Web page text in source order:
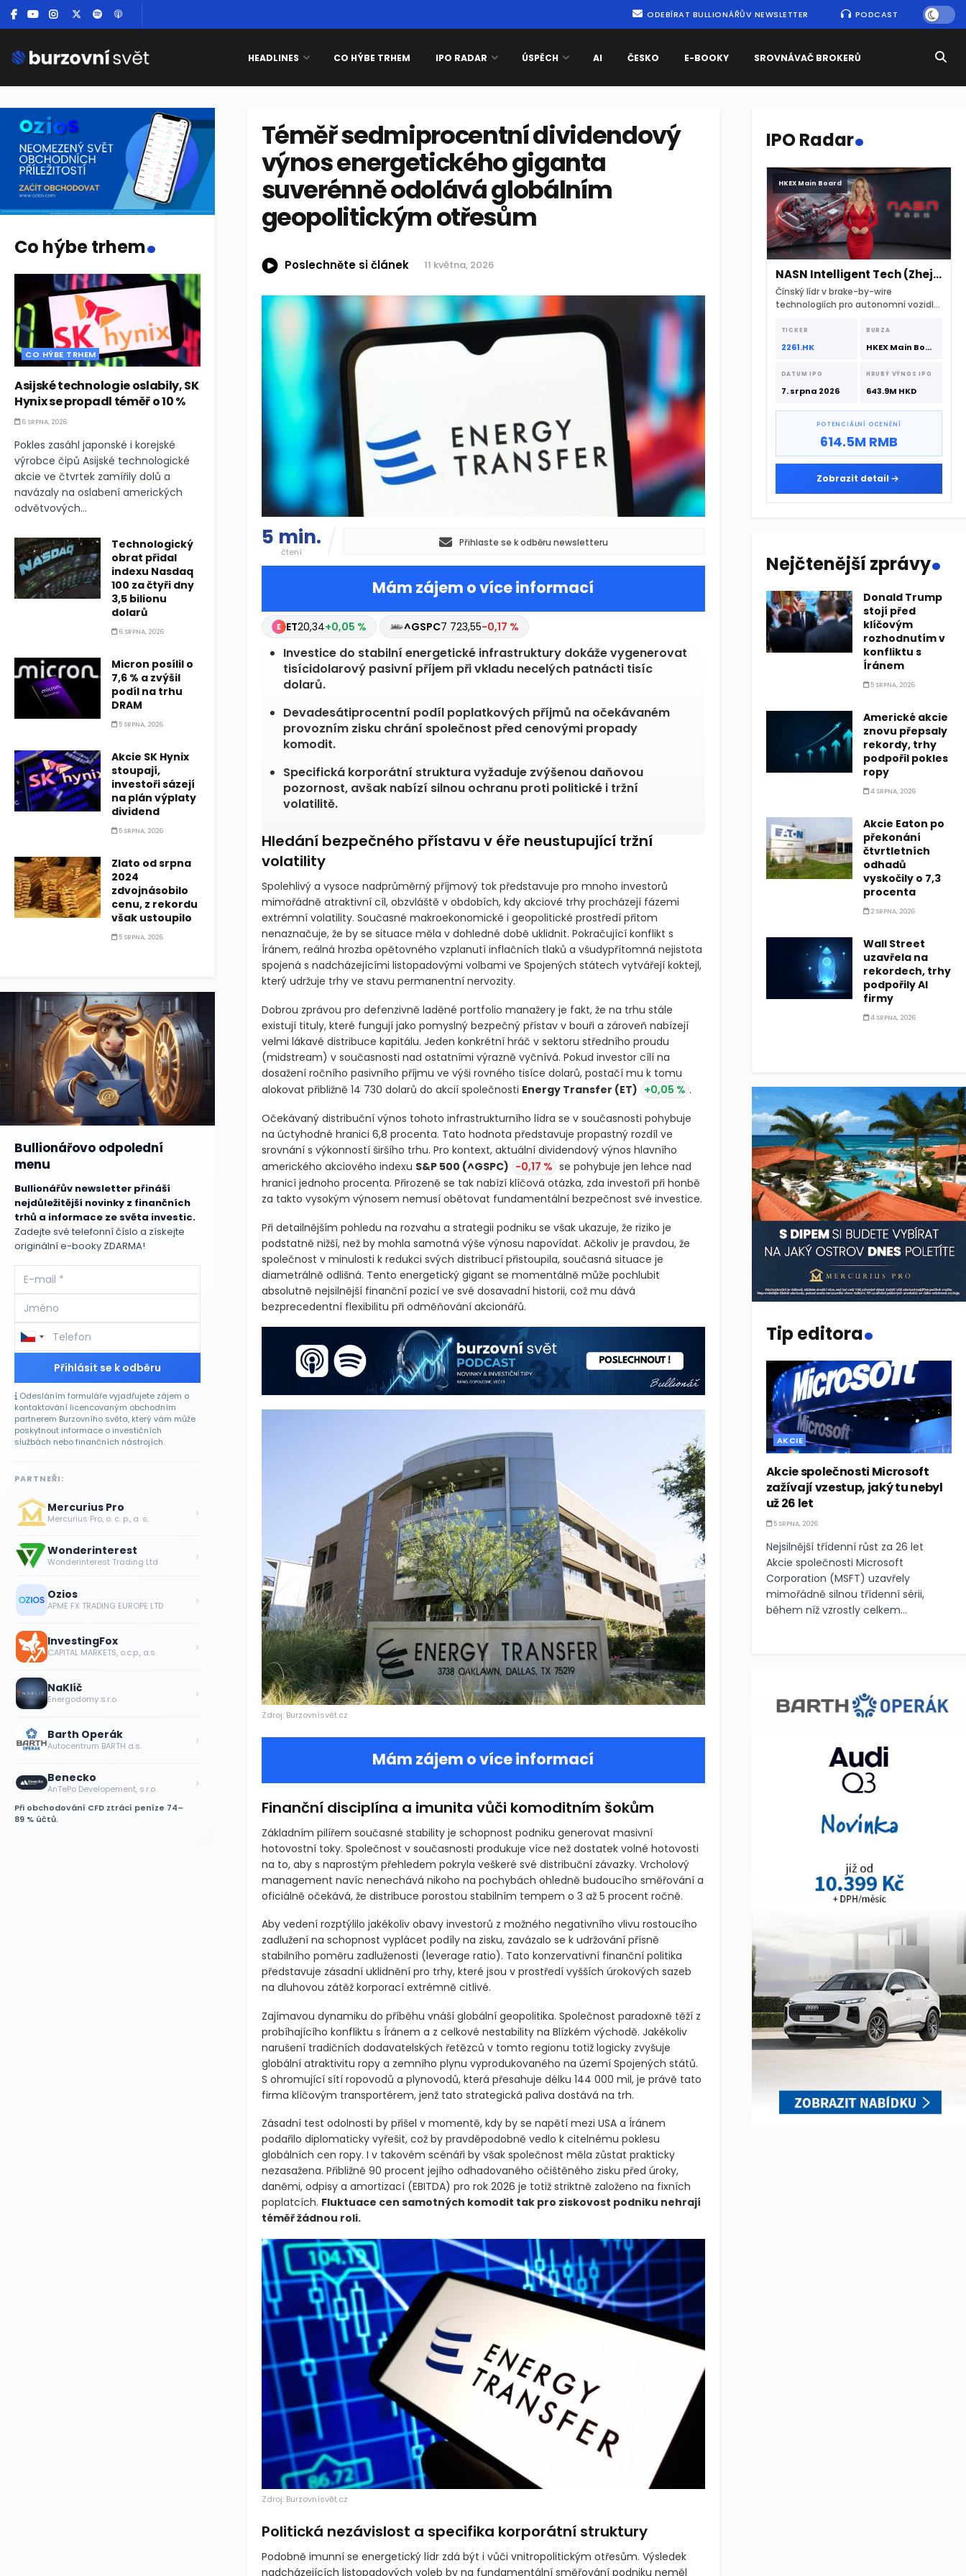
ODEBÍRAT BULLIONÁŘŮV NEWSLETTER PODCAST
HEADLINES CO HÝBE TRHEM IPO RADAR ÚSPĚCH AI ČESKO E-BOOKY SROVNÁVAČ BROKERŮ
Téměř sedmiprocentní dividendový
výnos energetického giganta
suverénně odolává globálním
geopolitickým otřesům
Poslechněte si článek 11 května, 2026
5 min.
čtení
Přihlaste se k odběru newsletteru
Mám zájem o více informací
ET20,34+0,05 % ^GSPC7 723,55-0,17 %
Investice do stabilní energetické infrastruktury dokáže vygenerovat
tisícidolarový pasivní příjem při vkladu necelých patnácti tisíc
dolarů.
Devadesátiprocentní podíl poplatkových příjmů na očekávaném
provozním zisku chrání společnost před cenovými propady
komodit.
Specifická korporátní struktura vyžaduje zvýšenou daňovou
pozornost, avšak nabízí silnou ochranu proti politické i tržní
volatilitě.
Hledání bezpečného přístavu v éře neustupující tržní
volatility
Spolehlivý a vysoce nadprůměrný příjmový tok představuje pro mnoho investorů
mimořádně atraktivní cíl, obzvláště v obdobích, kdy akciové trhy procházejí fázemi
extrémní volatility. Současné makroekonomické i geopolitické prostředí přitom
nenaznačuje, že by se situace měla v dohledné době uklidnit. Pokračující konflikt s
Íránem, reálná hrozba opětovného vzplanutí inflačních tlaků a všudypřítomná nejistota
spojená s nadcházejícími listopadovými volbami ve Spojených státech vytvářejí koktejl,
který udržuje trhy ve stavu permanentní nervozity.
Dobrou zprávou pro defenzivně laděné portfolio manažery je fakt, že na trhu stále
existují tituly, které fungují jako pomyslný bezpečný přístav v bouři a zároveň nabízejí
velmi lákavé distribuce kapitálu. Jeden konkrétní hráč v sektoru středního proudu
(midstream) v současnosti nad ostatními výrazně vyčnívá. Pokud investor cílí na
dosažení ročního pasivního příjmu ve výši rovného tisíce dolarů, postačí mu k tomu
alokovat přibližně 14 730 dolarů do akcií společnosti Energy Transfer (ET) +0,05 % .
Očekávaný distribuční výnos tohoto infrastrukturního lídra se v současnosti pohybuje
na úctyhodné hranici 6,8 procenta. Tato hodnota představuje propastný rozdíl ve
srovnání s výkonností širšího trhu. Pro kontext, aktuální dividendový výnos hlavního
amerického akciového indexu S&P 500 (^GSPC) -0,17 % se pohybuje jen lehce nad
hranicí jednoho procenta. Přirozeně se tak nabízí klíčová otázka, zda investoři při honbě
za takto vysokým výnosem nemusí obětovat fundamentální bezpečnost své investice.
Při detailnějším pohledu na rozvahu a strategii podniku se však ukazuje, že riziko je
podstatně nižší, než by mohla samotná výše výnosu napovídat. Ačkoliv je pravdou, že
společnost v minulosti k redukci svých distribucí přistoupila, současná situace je
diametrálně odlišná. Tento energetický gigant se momentálně může pochlubit
absolutně nejsilnější finanční pozicí ve své dosavadní historii, což mu dává
bezprecedentní flexibilitu při odměňování akcionářů.
Zdroj: Burzovnísvět.cz
Mám zájem o více informací
Finanční disciplína a imunita vůči komoditním šokům
Základním pilířem současné stability je schopnost podniku generovat masivní
hotovostní toky. Společnost v současnosti produkuje více než dostatek volné hotovosti
na to, aby s naprostým přehledem pokryla veškeré své distribuční závazky. Vrcholový
management navíc nenechává nikoho na pochybách ohledně budoucího směřování a
oficiálně očekává, že distribuce porostou stabilním tempem o 3 až 5 procent ročně.
Aby vedení rozptýlilo jakékoliv obavy investorů z možného negativního vlivu rostoucího
zadlužení na schopnost vyplácet podíly na zisku, zavázalo se k udržování přísně
stabilního poměru zadluženosti (leverage ratio). Tato konzervativní finanční politika
představuje zásadní uklidnění pro trhy, které jsou v prostředí vyšších úrokových sazeb
na dluhovou zátěž korporací extrémně citlivé.
Zajímavou dynamiku do příběhu vnáší globální geopolitika. Společnost paradoxně těží z
probíhajícího konfliktu s Íránem a z celkové nestability na Blízkém východě. Jakékoliv
narušení tradičních dodavatelských řetězců v tomto regionu totiž logicky zvyšuje
globální atraktivitu ropy a zemního plynu vyprodukovaného na území Spojených států.
S ohromující sítí ropovodů a plynovodů, která přesahuje délku 144 000 mil, je právě tato
firma klíčovým transportérem, jenž tato strategická paliva dostává na trh.
Zásadní test odolnosti by přišel v momentě, kdy by se napětí mezi USA a Íránem
podařilo diplomaticky vyřešit, což by pravděpodobně vedlo k citelnému poklesu
globálních cen ropy. I v takovém scénáři by však společnost měla zůstat prakticky
nezasažena. Přibližně 90 procent jejího odhadovaného očištěného zisku před úroky,
daněmi, odpisy a amortizací (EBITDA) pro rok 2026 je totiž striktně založeno na fixních
poplatcích. Fluktuace cen samotných komodit tak pro ziskovost podniku nehrají
téměř žádnou roli.
Zdroj: Burzovnísvět.cz
Politická nezávislost a specifika korporátní struktury
Podobně imunní se energetický lídr zdá být i vůči vnitropolitickým otřesům. Výsledek
nadcházejících listopadových voleb by na fundamentální směřování podniku neměl
Co hýbe trhem.
CO HÝBE TRHEM
Asijské technologie oslabily, SK
Hynix se propadl téměř o 10 %
6 SRPNA, 2026
Pokles zasáhl japonské i korejské
výrobce čipů Asijské technologické
akcie ve čtvrtek zamířily dolů a
navázaly na oslabení amerických
odvětvových...
Technologický
obrat přidal
indexu Nasdaq
100 za čtyři dny
3,5 bilionu
dolarů
6 SRPNA, 2026
Micron posílil o
7,6 % a zvýšil
podíl na trhu
DRAM
5 SRPNA, 2026
Akcie SK Hynix
stoupají,
investoři sázejí
na plán výplaty
dividend
5 SRPNA, 2026
Zlato od srpna
2024
zdvojnásobilo
cenu, z rekordu
však ustoupilo
5 SRPNA, 2026
Bullionářovo odpolední
menu
Bullionářův newsletter přináší
nejdůležitější novinky z finančních
trhů a informace ze světa investic.
Zadejte své telefonní číslo a získejte
originální e-booky ZDARMA!
Přihlásit se k odběru
Odesláním formuláře vyjadřujete zájem o
kontaktování licencovaným obchodním
partnerem Burzovního světa, který vám může
poskytnout informace o investičních
službách nebo finančních nástrojích.
PARTNEŘI:
Mercurius Pro
Mercurius Pro, o. c. p., a. s. ›
Wonderinterest
Wonderinterest Trading Ltd ›
Ozios
APME FX TRADING EUROPE LTD ›
InvestingFox
CAPITAL MARKETS, o.c.p., a.s. ›
NaKlíč
Energodomy s.r.o. ›
Barth Operák
Autocentrum BARTH a.s. ›
Benecko
AnTePo Developement, s.r.o. ›
Při obchodování CFD ztrácí peníze 74–
89 % účtů.
IPO Radar.
HKEX Main Board
NASN Intelligent Tech (Zhejiang)
Čínský lídr v brake-by-wire
technologiích pro autonomní vozidla
srpna 2026 s podporou CATL a
Hillhouse Investment.
TICKER
2261.HK
BURZA
HKEX Main Board
DATUM IPO
7. srpna 2026
HRUBÝ VÝNOS IPO
643.9M HKD
POTENCIÁLNÍ OCENĚNÍ
614.5M RMB
Zobrazit detail
Nejčtenější zprávy.
Donald Trump
stojí před
klíčovým
rozhodnutím v
konfliktu s
Íránem
5 SRPNA, 2026
Americké akcie
znovu přepsaly
rekordy, trhy
podpořil pokles
ropy
4 SRPNA, 2026
Akcie Eaton po
překonání
čtvrtletních
odhadů
vyskočily o 7,3
procenta
2 SRPNA, 2026
Wall Street
uzavřela na
rekordech, trhy
podpořily AI
firmy
4 SRPNA, 2026
Tip editora.
AKCIE
Akcie společnosti Microsoft
zažívají vzestup, jaký tu nebyl
už 26 let
5 SRPNA, 2026
Nejsilnější třídenní růst za 26 let
Akcie společnosti Microsoft
Corporation (MSFT) uzavřely
mimořádně silnou třídenní sérii,
během níž vzrostly celkem...